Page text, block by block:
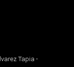
Tapia -